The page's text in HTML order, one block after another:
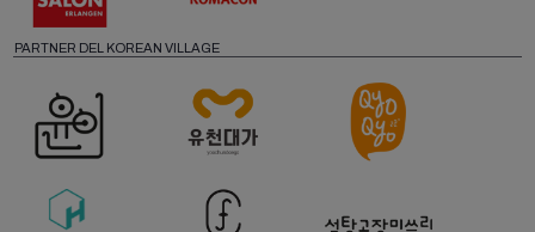
PARTNER DEL KOREAN VILLAGE